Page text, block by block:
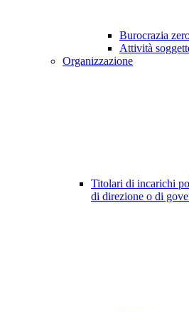
Burocrazia
Attività
Organizzazione
Titolari di incarichi
di direzione o di